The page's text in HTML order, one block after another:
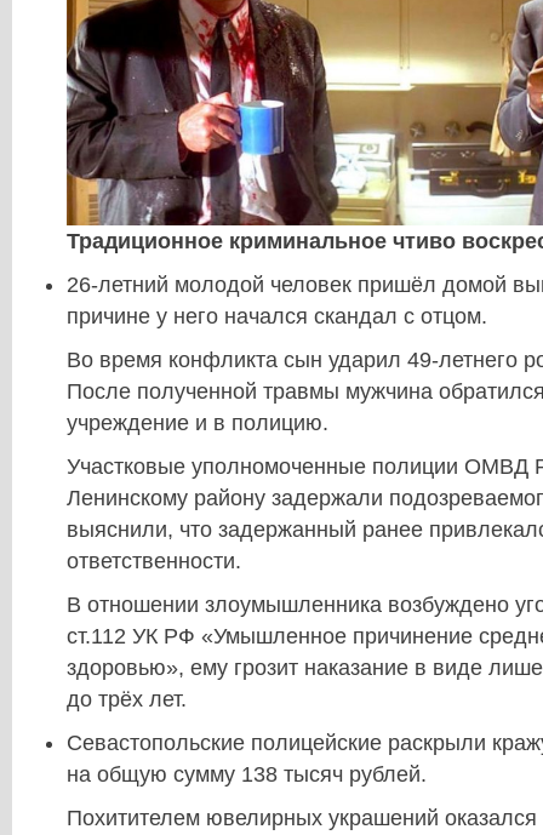
Традиционное криминальное чтиво
26-летний молодой человек пришёл домой
причине у него начался скандал с отцом.
Во время конфликта сын ударил 49-летнего
После полученной травмы мужчина
учреждение и в полицию.
Участковые уполномоченные полиции ОМВД
Ленинскому району задержали
выяснили, что задержанный ранее
ответственности.
В отношении злоумышленника возбуждено
ст.112 УК РФ «Умышленное причинение
здоровью», ему грозит наказание в виде
до трёх лет.
Севастопольские полицейские раскрыли
на общую сумму 138 тысяч рублей.
Похитителем ювелирных украшений